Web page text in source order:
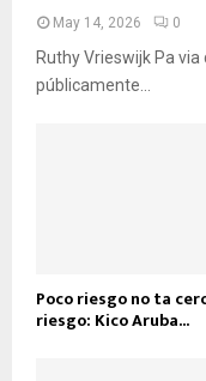
May 14, 2026 0
Ruthy Vrieswijk Pa
públicamente...
Poco riesgo no ta
riesgo: Kico Aruba...